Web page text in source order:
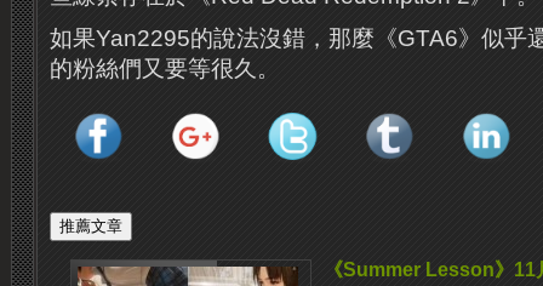
如果Yan2295的說法沒錯，那麼《GTA6》似乎
的粉絲們又要等很久。
《Summer Lesson》11